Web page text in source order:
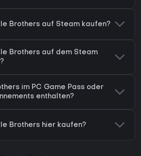
Brothers auf Steam kaufen?
Brothers auf dem Steam
im PC Game Pass oder
enthalten?
Brothers hier kaufen?